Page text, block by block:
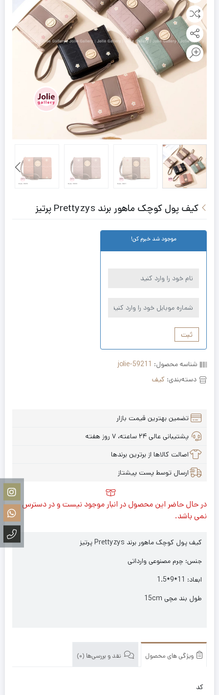
کیف پول کوچک ماهور برند Prettyzys پرتیز
موجود شد خبرم کن!
ثبت
شناسه محصول: jolie-59211
دسته‌بندی: کیف
تضمین بهترین قیمت بازار
پشتیبانی عالی ۲۴ ساعته، ۷ روز هفته
اصالت کالاها از برترین برندها
ارسال توسط پست پیشتاز
در حال حاضر این محصول در انبار موجود نیست و در دسترس
نمی باشد.
کیف پول کوچک ماهور برند Prettyzys پرتیز
جنس: چرم مصنوعی وارداتی
ابعاد: 11*9*1.5
طول بند مچی 15cm
ویژگی های محصول نقد و بررسی‌ها (0)
کد